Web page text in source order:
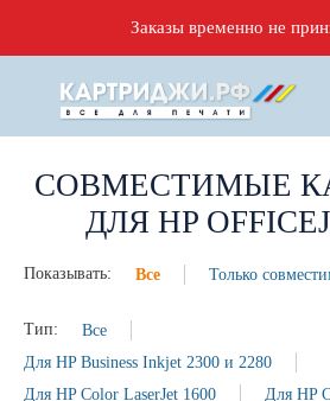
Заказы временно не
СОВМЕСТИМЫЕ
ДЛЯ HP
Показывать: Все Только
Тип:
Все
Для HP Business Inkjet 2300 и 2280
Для HP Color LaserJet 1600
Для HP